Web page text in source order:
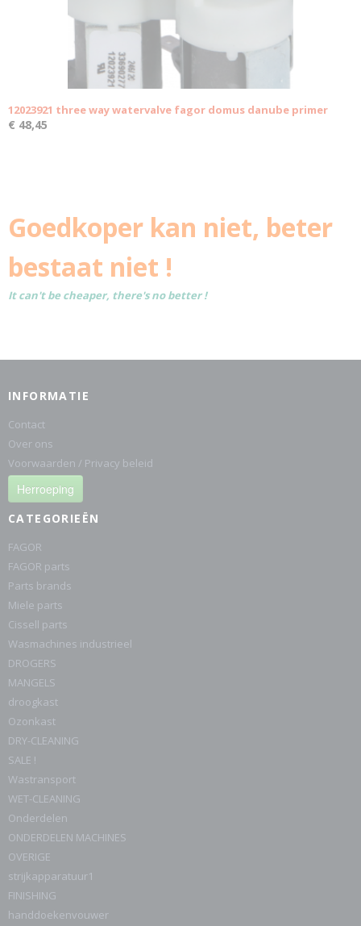
12023921 three way watervalve fagor domus danube primer
€ 48,45
Goedkoper kan niet, beter
bestaat niet !
It can't be cheaper, there's no better !
INFORMATIE
Contact
Over ons
Voorwaarden / Privacy beleid
Herroeping
CATEGORIEËN
FAGOR
FAGOR parts
Parts brands
Miele parts
Cissell parts
Wasmachines industrieel
DROGERS
MANGELS
droogkast
Ozonkast
DRY-CLEANING
SALE !
Wastransport
WET-CLEANING
Onderdelen
ONDERDELEN MACHINES
OVERIGE
strijkapparatuur1
FINISHING
handdoekenvouwer